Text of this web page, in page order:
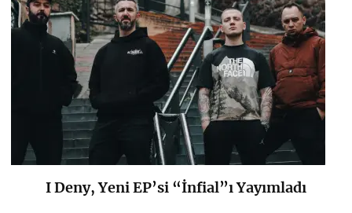
K+
I Deny, Yeni EP’si “İnfial”ı Yayımladı